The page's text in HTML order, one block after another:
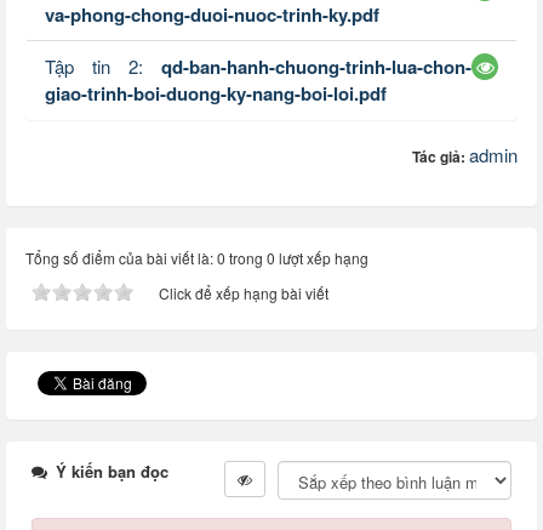
va-phong-chong-duoi-nuoc-trinh-ky.pdf
Tập tin 2: qd-ban-hanh-chuong-trinh-lua-chon-
giao-trinh-boi-duong-ky-nang-boi-loi.pdf
Tác giả: admin
Tổng số điểm của bài viết là: 0 trong 0 lượt xếp hạng
Click để xếp hạng bài viết
Ý kiến bạn đọc